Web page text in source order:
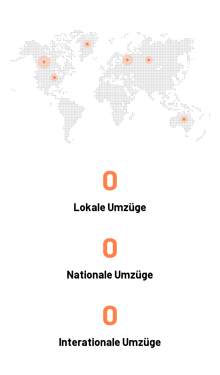
Lokale Umzüge
0
Nationale Umzüge
0
Interationale Umzüge
0